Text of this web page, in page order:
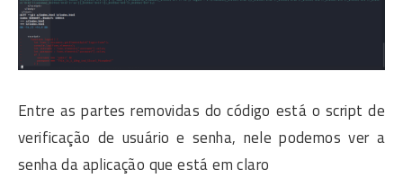
Entre as partes removidas do código está o script de
verificação de usuário e senha, nele podemos ver a
senha da aplicação que está em claro